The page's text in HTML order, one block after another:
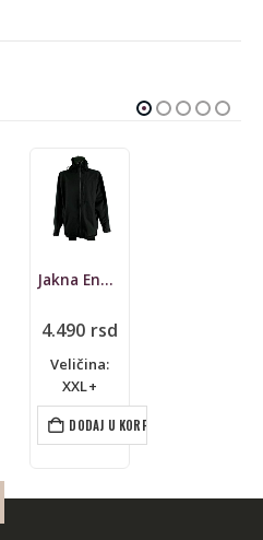
Jakna Engelbert Strauss, dryplexx
4.490 rsd
Veličina:
XXL+
DODAJ U KORPU